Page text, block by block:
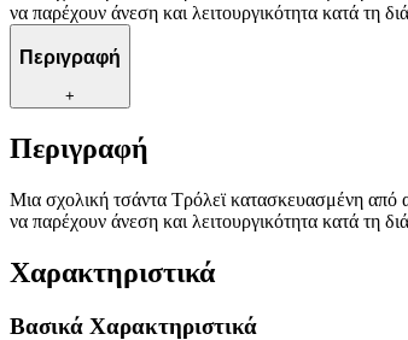
να παρέχουν άνεση και λειτουργικότητα κατά τη
Περιγραφή
+
Περιγραφή
Μια σχολική τσάντα Τρόλεϊ κατασκευασμένη από
να παρέχουν άνεση και λειτουργικότητα κατά τη
Χαρακτηριστικά
Βασικά Χαρακτηριστικά